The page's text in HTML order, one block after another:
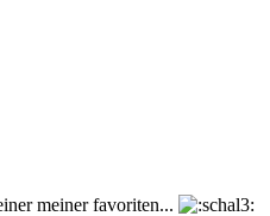
meiner favoriten...